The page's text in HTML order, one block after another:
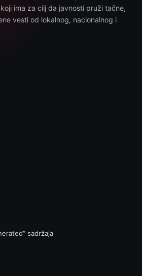
ima za cilj da javnosti pruži tačne,
vesti od lokalnog, nacionalnog i
sadržaja